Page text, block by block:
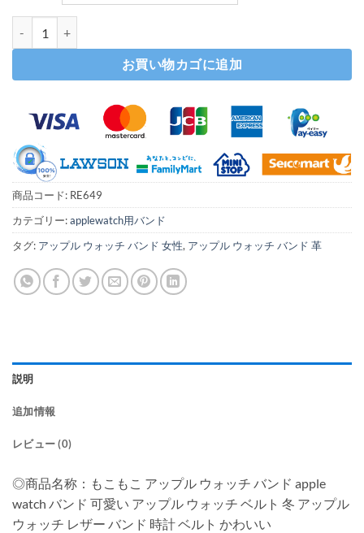
お買い物カゴに追加
商品コード: RE649
カテゴリー:applewatch用バンド
タグ: アップル ウォッチ バンド 女性, アップル ウォッチ バンド 革
説明
追加情報
レビュー (0)
◎商品名称：もこもこ アップル ウォッチ バンド apple
watch バンド 可愛い アップル ウォッチ ベルト 冬 アップル
ウォッチ レザー バンド 時計 ベルト かわいい